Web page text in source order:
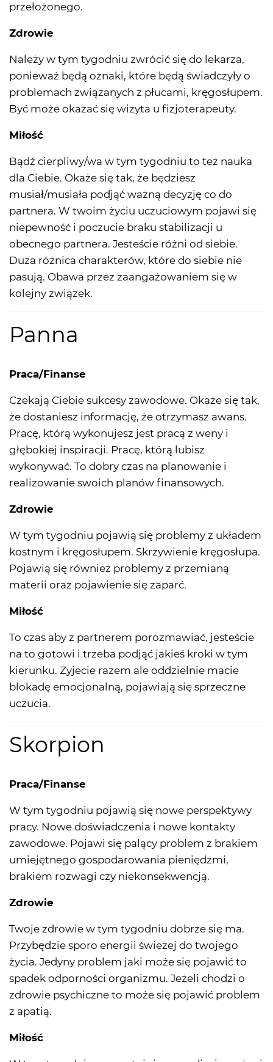
przełożonego.
Zdrowie
Należy w tym tygodniu zwrócić się do lekarza,
ponieważ będą oznaki, które będą świadczyły o
problemach związanych z płucami, kręgosłupem.
Być może okazać się wizyta u fizjoterapeuty.
Miłość
Bądź cierpliwy/wa w tym tygodniu to też nauka
dla Ciebie. Okaże się tak, że będziesz
musiał/musiała podjąć ważną decyzję co do
partnera. W twoim życiu uczuciowym pojawi się
niepewność i poczucie braku stabilizacji u
obecnego partnera. Jesteście różni od siebie.
Duża różnica charakterów, które do siebie nie
pasują. Obawa przez zaangażowaniem się w
kolejny związek.
Panna
Praca/Finanse
Czekają Ciebie sukcesy zawodowe. Okaże się tak,
że dostaniesz informację, że otrzymasz awans.
Pracę, którą wykonujesz jest pracą z weny i
głębokiej inspiracji. Pracę, którą lubisz
wykonywać. To dobry czas na planowanie i
realizowanie swoich planów finansowych.
Zdrowie
W tym tygodniu pojawią się problemy z układem
kostnym i kręgosłupem. Skrzywienie kręgosłupa.
Pojawią się również problemy z przemianą
materii oraz pojawienie się zaparć.
Miłość
To czas aby z partnerem porozmawiać, jesteście
na to gotowi i trzeba podjąć jakieś kroki w tym
kierunku. Żyjecie razem ale oddzielnie macie
blokadę emocjonalną, pojawiają się sprzeczne
uczucia.
Skorpion
Praca/Finanse
W tym tygodniu pojawią się nowe perspektywy
pracy. Nowe doświadczenia i nowe kontakty
zawodowe. Pojawi się palący problem z brakiem
umiejętnego gospodarowania pieniędzmi,
brakiem rozwagi czy niekonsekwencją.
Zdrowie
Twoje zdrowie w tym tygodniu dobrze się ma.
Przybędzie sporo energii świeżej do twojego
życia. Jedyny problem jaki może się pojawić to
spadek odporności organizmu. Jeżeli chodzi o
zdrowie psychiczne to może się pojawić problem
z apatią.
Miłość